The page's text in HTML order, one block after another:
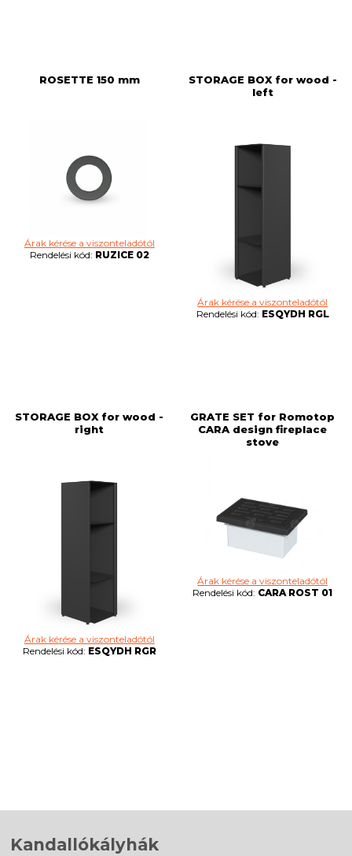
ROSETTE 150 mm
Árak kérése a viszonteladótól
Rendelési kód: RUZICE 02
STORAGE BOX for wood -
left
Árak kérése a viszonteladótól
Rendelési kód: ESQYDH RGL
STORAGE BOX for wood -
right
Árak kérése a viszonteladótól
Rendelési kód: ESQYDH RGR
GRATE SET for Romotop
CARA design fireplace
stove
Árak kérése a viszonteladótól
Rendelési kód: CARA ROST 01
Kandallókályhák